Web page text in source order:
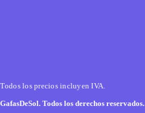
Todos los precios incluyen IVA.
Todos los derechos reservados.